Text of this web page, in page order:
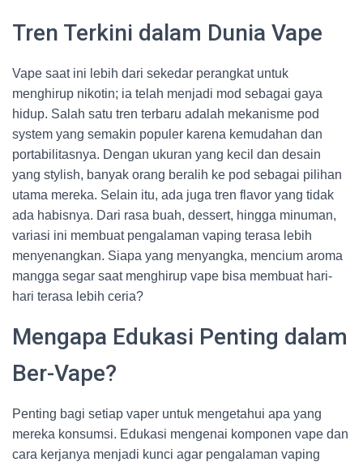
Tren Terkini dalam Dunia Vape
Vape saat ini lebih dari sekedar perangkat untuk
menghirup nikotin; ia telah menjadi mod sebagai gaya
hidup. Salah satu tren terbaru adalah mekanisme pod
system yang semakin populer karena kemudahan dan
portabilitasnya. Dengan ukuran yang kecil dan desain
yang stylish, banyak orang beralih ke pod sebagai pilihan
utama mereka. Selain itu, ada juga tren flavor yang tidak
ada habisnya. Dari rasa buah, dessert, hingga minuman,
variasi ini membuat pengalaman vaping terasa lebih
menyenangkan. Siapa yang menyangka, mencium aroma
mangga segar saat menghirup vape bisa membuat hari-
hari terasa lebih ceria?
Mengapa Edukasi Penting dalam
Ber-Vape?
Penting bagi setiap vaper untuk mengetahui apa yang
mereka konsumsi. Edukasi mengenai komponen vape dan
cara kerjanya menjadi kunci agar pengalaman vaping